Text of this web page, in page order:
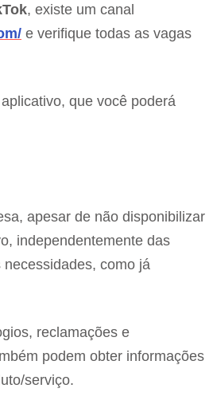
, existe um canal
e verifique todas as vagas
que você poderá
apesar de não disponibilizar
independentemente das
como já
reclamações e
podem obter informações
serviço.